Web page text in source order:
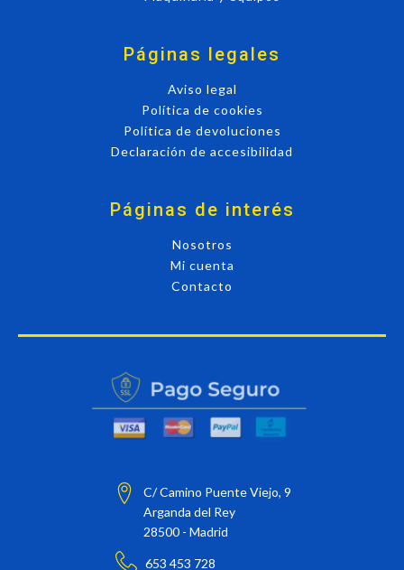
Páginas legales
Aviso legal
Política de cookies
Política de devoluciones
Declaración de accesibilidad
Páginas de interés
Nosotros
Mi cuenta
Contacto
C/ Camino Puente Viejo, 9
Arganda del Rey
28500 - Madrid
653 453 728